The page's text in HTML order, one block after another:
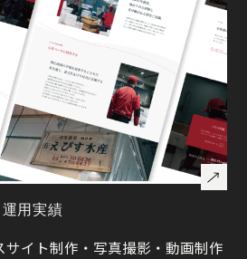
用実績
サイト制作・写真撮影・動画制作